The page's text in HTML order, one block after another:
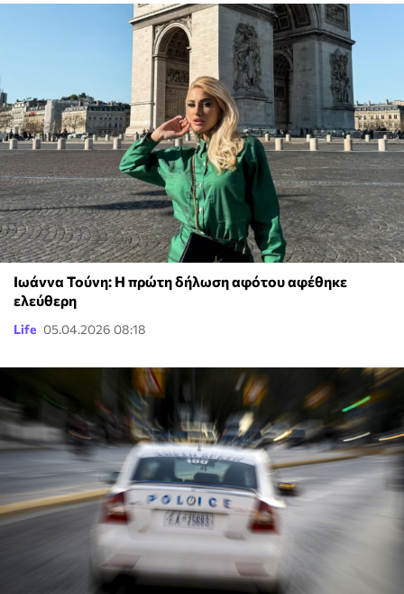
Ιωάννα Τούνη: Η πρώτη δήλωση αφότου αφέθηκε
ελεύθερη
Life 05.04.2026 08:18